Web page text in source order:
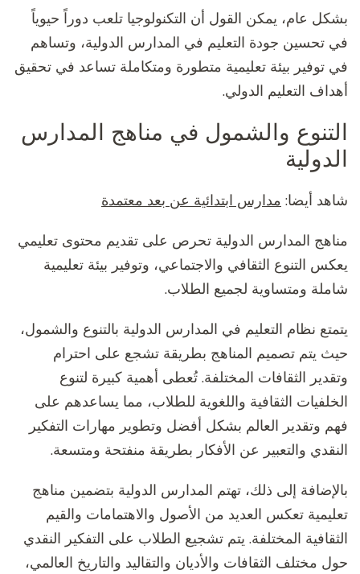
بشكل عام، يمكن القول أن التكنولوجيا تلعب دوراً حيوياً
في تحسين جودة التعليم في المدارس الدولية، وتساهم
في توفير بيئة تعليمية متطورة ومتكاملة تساعد في تحقيق
أهداف التعليم الدولي.
التنوع والشمول في مناهج المدارس
الدولية
شاهد أيضا: مدارس ابتدائية عن بعد معتمدة
مناهج المدارس الدولية تحرص على تقديم محتوى تعليمي
يعكس التنوع الثقافي والاجتماعي، وتوفير بيئة تعليمية
شاملة ومتساوية لجميع الطلاب.
يتمتع نظام التعليم في المدارس الدولية بالتنوع والشمول،
حيث يتم تصميم المناهج بطريقة تشجع على احترام
وتقدير الثقافات المختلفة. تُعطى أهمية كبيرة لتنوع
الخلفيات الثقافية واللغوية للطلاب، مما يساعدهم على
فهم وتقدير العالم بشكل أفضل وتطوير مهارات التفكير
النقدي والتعبير عن الأفكار بطريقة منفتحة ومتسعة.
بالإضافة إلى ذلك، تهتم المدارس الدولية بتضمين مناهج
تعليمية تعكس العديد من الأصول والاهتمامات والقيم
الثقافية المختلفة. يتم تشجيع الطلاب على التفكير النقدي
حول مختلف الثقافات والأديان والتقاليد والتاريخ العالمي،